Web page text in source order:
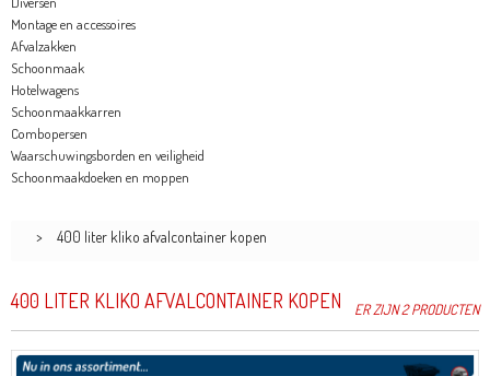
Montage en accessoires
Afvalzakken
Schoonmaak
Hotelwagens
Schoonmaakkarren
Combopersen
Waarschuwingsborden en veiligheid
Schoonmaakdoeken en moppen
> 400 liter kliko afvalcontainer kopen
400 LITER KLIKO AFVALCONTAINER KOPEN ER ZIJN 2 PRODUCTEN